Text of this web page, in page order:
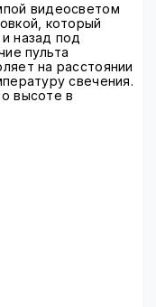
видеосветом
который
назад под
пульта
на расстоянии
свечения.
высоте в